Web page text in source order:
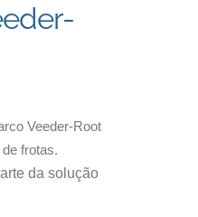
Veeder-Root
frotas.
da solução